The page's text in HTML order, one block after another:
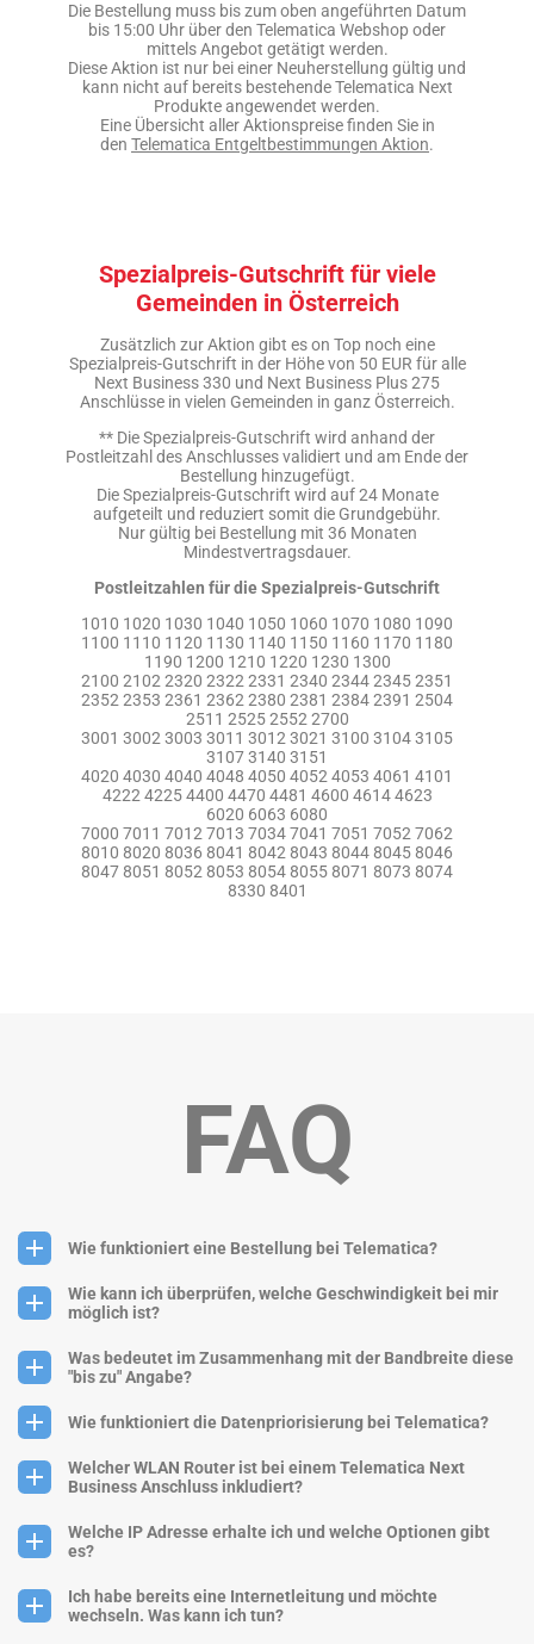
Die Bestellung muss bis zum oben angeführten Datum
bis 15:00 Uhr über den Telematica Webshop oder
mittels Angebot getätigt werden.
Diese Aktion ist nur bei einer Neuherstellung gültig und
kann nicht auf bereits bestehende Telematica Next
Produkte angewendet werden.
Eine Übersicht aller Aktionspreise finden Sie in
den Telematica Entgeltbestimmungen Aktion.
Spezialpreis-Gutschrift für viele
Gemeinden in Österreich
Zusätzlich zur Aktion gibt es on Top noch eine
Spezialpreis-Gutschrift in der Höhe von 50 EUR für alle
Next Business 330 und Next Business Plus 275
Anschlüsse in vielen Gemeinden in ganz Österreich.
** Die Spezialpreis-Gutschrift wird anhand der
Postleitzahl des Anschlusses validiert und am Ende der
Bestellung hinzugefügt.
Die Spezialpreis-Gutschrift wird auf 24 Monate
aufgeteilt und reduziert somit die Grundgebühr.
Nur gültig bei Bestellung mit 36 Monaten
Mindestvertragsdauer.
Postleitzahlen für die Spezialpreis-Gutschrift
1010 1020 1030 1040 1050 1060 1070 1080 1090
1100 1110 1120 1130 1140 1150 1160 1170 1180
1190 1200 1210 1220 1230 1300
2100 2102 2320 2322 2331 2340 2344 2345 2351
2352 2353 2361 2362 2380 2381 2384 2391 2504
2511 2525 2552 2700
3001 3002 3003 3011 3012 3021 3100 3104 3105
3107 3140 3151
4020 4030 4040 4048 4050 4052 4053 4061 4101
4222 4225 4400 4470 4481 4600 4614 4623
6020 6063 6080
7000 7011 7012 7013 7034 7041 7051 7052 7062
8010 8020 8036 8041 8042 8043 8044 8045 8046
8047 8051 8052 8053 8054 8055 8071 8073 8074
8330 8401
FAQ
Wie funktioniert eine Bestellung bei Telematica?
Wie kann ich überprüfen, welche Geschwindigkeit bei mir
möglich ist?
Was bedeutet im Zusammenhang mit der Bandbreite diese
"bis zu" Angabe?
Wie funktioniert die Datenpriorisierung bei Telematica?
Welcher WLAN Router ist bei einem Telematica Next
Business Anschluss inkludiert?
Welche IP Adresse erhalte ich und welche Optionen gibt
es?
Ich habe bereits eine Internetleitung und möchte
wechseln. Was kann ich tun?